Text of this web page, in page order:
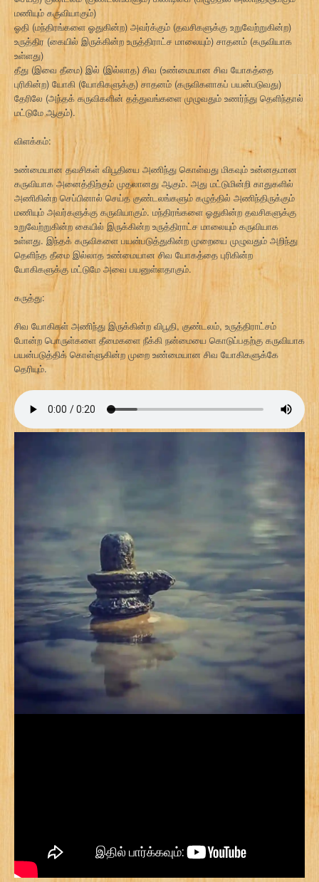
மணியும் கருவியாகும்)
ஓதி (மந்திரங்களை ஓதுகின்ற) அவர்க்கும் (தவசிகளுக்கு உறுவேற்றுகின்ற)
உருத்திர (கையில் இருக்கின்ற உருத்திராட்ச மாலையும்) சாதனம் (கருவியாக
உள்ளது)
தீது (இவை தீமை) இல் (இல்லாத) சிவ (உண்மையான சிவ யோகத்தை
புரிகின்ற) யோகி (யோகிகளுக்கு) சாதனம் (கருவிகளாகப் பயன்படுவது)
தேரிலே (அந்தக் கருவிகளின் தத்துவங்களை முழுவதும் உணர்ந்து தெளிந்தால்
மட்டுமே ஆகும்).
விளக்கம்:
உண்மையான தவசிகள் விபூதியை அணிந்து கொள்வது மிகவும் உன்னதமான
கருவியாக அனைத்திற்கும் முதலானது ஆகும். அது மட்டுமின்றி காதுகளில்
அணிகின்ற செப்பினால் செய்த குண்டலங்களும் கழுத்தில் அணிந்திருக்கும்
மணியும் அவர்களுக்கு கருவியாகும். மந்திரங்களை ஓதுகின்ற தவசிகளுக்கு
உறுவேற்றுகின்ற கையில் இருக்கின்ற உருத்திராட்ச மாலையும் கருவியாக
உள்ளது. இந்தக் கருவிகளை பயன்படுத்துகின்ற முறையை முழுவதும் அறிந்து
தெளிந்த தீமை இல்லாத உண்மையான சிவ யோகத்தை புரிகின்ற
யோகிகளுக்கு மட்டுமே அவை பயனுள்ளதாகும்.
கருத்து:
சிவ யோகிகள் அணிந்து இருக்கின்ற விபூதி, குண்டலம், உருத்திராட்சம்
போன்ற பொருள்களை தீமைகளை நீக்கி நன்மையை கொடுப்பதற்கு கருவியாக
பயன்படுத்திக் கொள்ளுகின்ற முறை உண்மையான சிவ யோகிகளுக்கே
தெரியும்.